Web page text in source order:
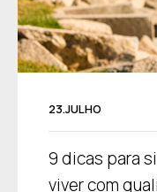
23.JULHO
9 dicas para
viver com